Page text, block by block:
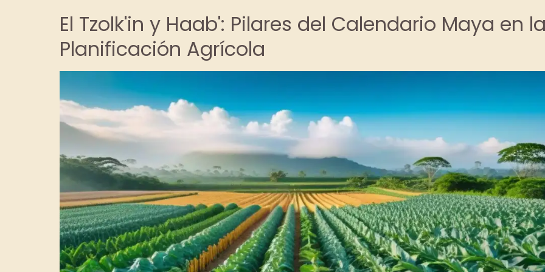
El Tzolk'in y Haab': Pilares del Calendario Maya en
Planificación Agrícola